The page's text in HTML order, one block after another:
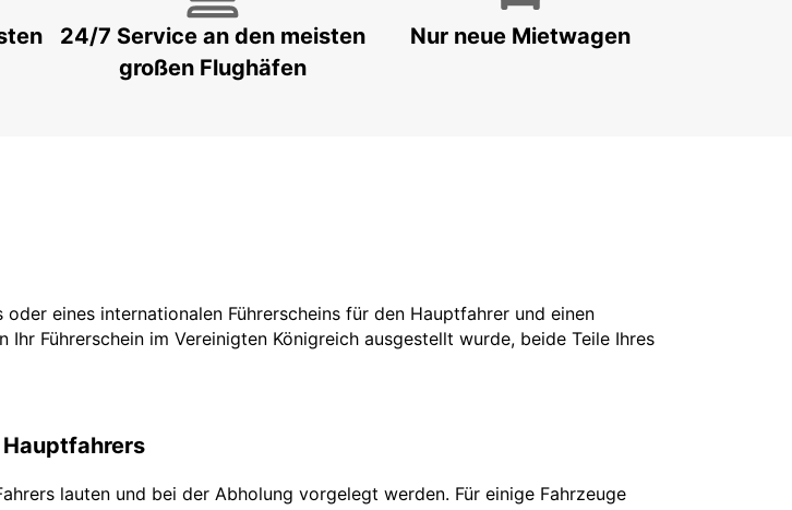
24/7 Service an den meisten
großen Flughäfen
Nur neue Mietwagen
eines internationalen Führerscheins für den Hauptfahrer und einen
Führerschein im Vereinigten Königreich ausgestellt wurde, beide Teile Ihres
lauten und bei der Abholung vorgelegt werden. Für einige Fahrzeuge